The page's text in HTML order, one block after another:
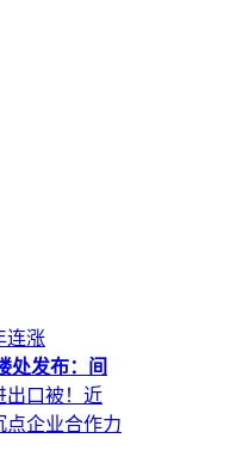
连涨
处发布：间
出口被！近
点企业合作力